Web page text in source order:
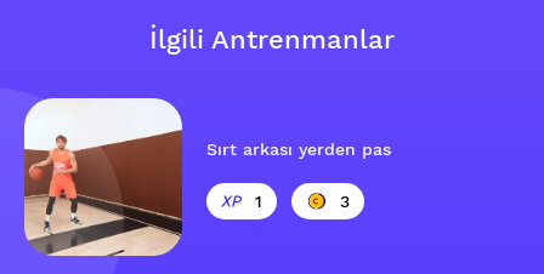
İlgili Antrenmanlar
Sırt arkası yerden pas
1 3